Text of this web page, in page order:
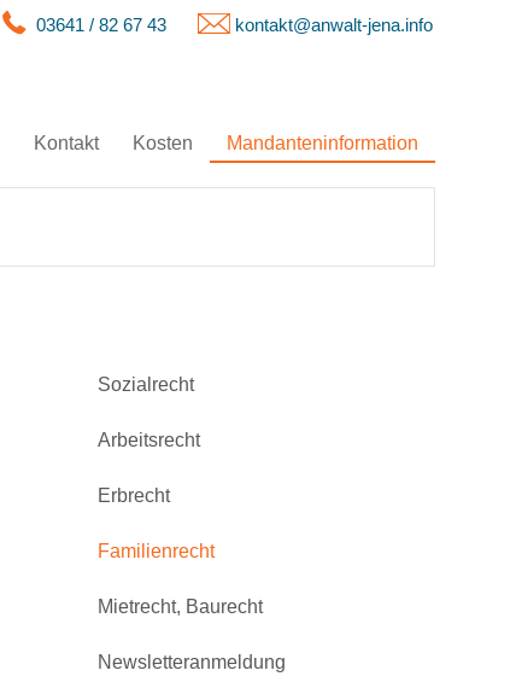
Kontakt Kosten Mandanteninformation
03641 / 82 67 43 kontakt@anwalt-jena.info
Sozialrecht
Arbeitsrecht
Erbrecht
Familienrecht
Mietrecht, Baurecht
Newsletteranmeldung